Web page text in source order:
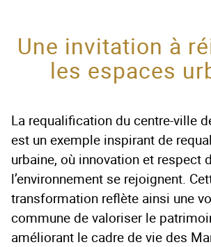
Une invitation à
les espaces
La requalification du centre-ville
est un exemple inspirant de
urbaine, où innovation et respect
l’environnement se rejoignent.
transformation reflète ainsi une
commune de valoriser le
améliorant le cadre de vie des